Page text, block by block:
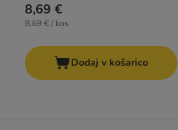
8,69 €
8,69 € / kos
Dodaj v košarico